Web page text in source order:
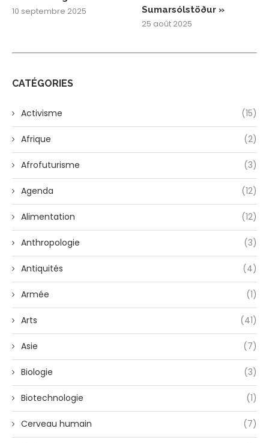
10 septembre 2025
Sumarsólstöður »
25 août 2025
CATÉGORIES
Activisme (15)
Afrique (2)
Afrofuturisme (3)
Agenda (12)
Alimentation (12)
Anthropologie (3)
Antiquités (4)
Armée (1)
Arts (41)
Asie (7)
Biologie (3)
Biotechnologie (1)
Cerveau humain (7)